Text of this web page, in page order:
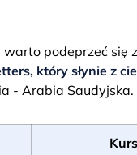
podeprzeć się
który słynie z
- Arabia Saudyjska.